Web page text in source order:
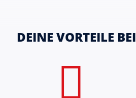
DEINE VORTEILE BEI